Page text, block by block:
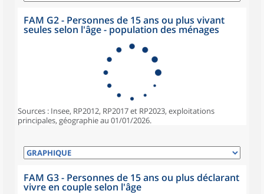
FAM G2 - Personnes de 15 ans ou plus vivant
seules selon l'âge - population des ménages
Sources : Insee, RP2012, RP2017 et RP2023, exploitations
principales, géographie au 01/01/2026.
FAM G3 - Personnes de 15 ans ou plus déclarant
vivre en couple selon l'âge